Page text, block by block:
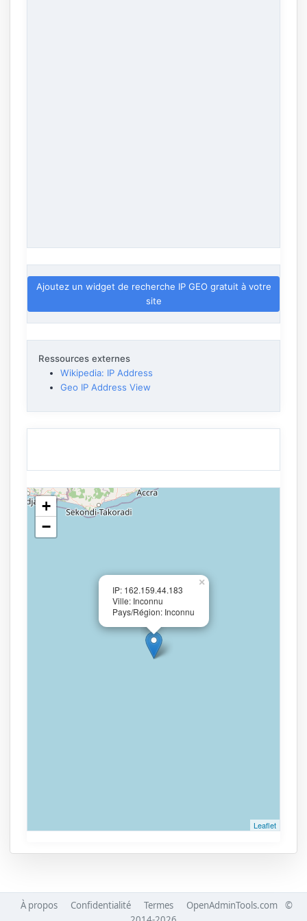
Ajoutez un widget de recherche IP GEO gratuit à votre
site
Ressources externes
Wikipedia: IP Address
Geo IP Address View
IP: 162.159.44.183
Ville: Inconnu
Pays/Région: Inconnu
×
+
−
Leaflet
À propos Confidentialité Termes OpenAdminTools.com
©